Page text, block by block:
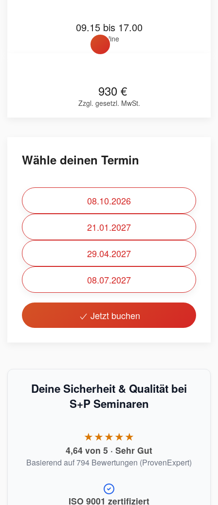
09.15 bis 17.00
Online
930 €
Zzgl. gesetzl. MwSt.
Wähle deinen Termin
08.10.2026
21.01.2027
29.04.2027
08.07.2027
Jetzt buchen
Deine Sicherheit & Qualität bei
S+P Seminaren
★★★★★
4,64 von 5 · Sehr Gut
Basierend auf 794 Bewertungen (ProvenExpert)
ISO 9001 zertifiziert